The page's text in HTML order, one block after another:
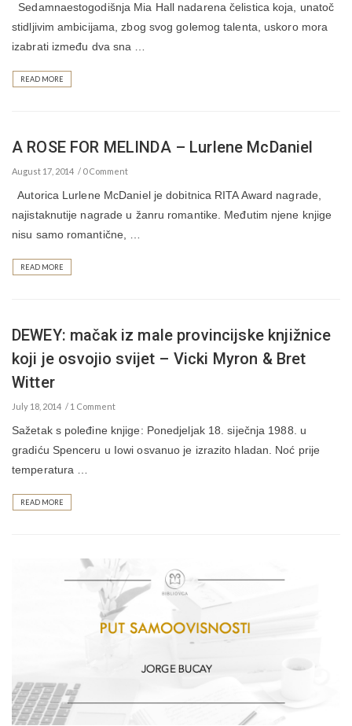
Sedamnaestogodišnja Mia Hall nadarena čelistica koja, unatoč
stidljivim ambicijama, zbog svog golemog talenta, uskoro mora
izabrati između dva sna …
READ MORE
A ROSE FOR MELINDA – Lurlene McDaniel
August 17, 2014 0 Comment
Autorica Lurlene McDaniel je dobitnica RITA Award nagrade,
najistaknutije nagrade u žanru romantike. Međutim njene knjige
nisu samo romantične, …
READ MORE
DEWEY: mačak iz male provincijske knjižnice
koji je osvojio svijet – Vicki Myron & Bret
Witter
July 18, 2014 1 Comment
Sažetak s poleđine knjige: Ponedjeljak 18. siječnja 1988. u
gradiću Spenceru u Iowi osvanuo je izrazito hladan. Noć prije
temperatura …
READ MORE